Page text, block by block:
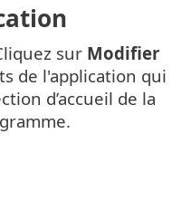
sur Modifier
de l'application qui
d’accueil de la